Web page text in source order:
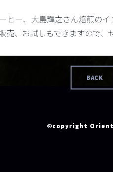
ヒー、大島輝之さん焙煎の
、お試しもできますので、
BACK
©copyright